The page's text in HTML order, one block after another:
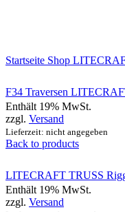
Startseite Shop
F34 Traversen
Enthält 19% MwSt.
zzgl. Versand
Lieferzeit: nicht angegeben
Back to products
LITECRAFT TRUSS
Enthält 19% MwSt.
zzgl. Versand